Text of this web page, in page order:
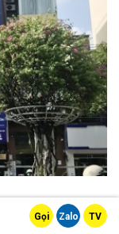
Gọi Zalo TV